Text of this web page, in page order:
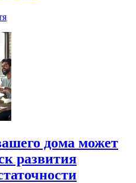
дома может
развития